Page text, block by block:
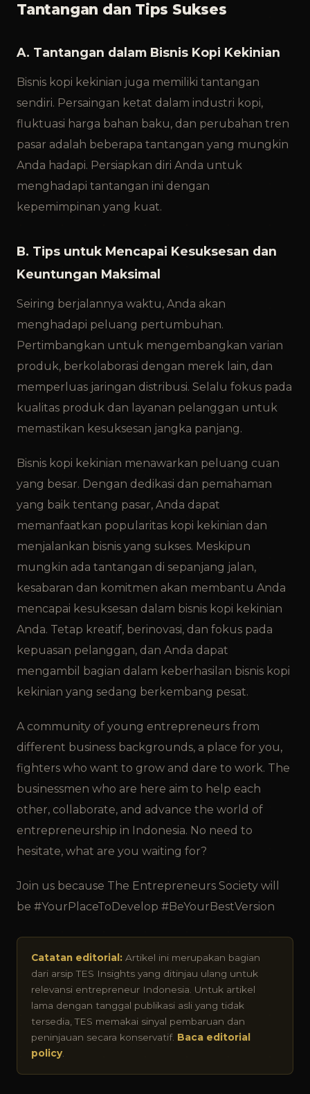
Tantangan dan Tips Sukses
A. Tantangan dalam Bisnis Kopi Kekinian
Bisnis kopi kekinian juga memiliki tantangan
sendiri. Persaingan ketat dalam industri kopi,
fluktuasi harga bahan baku, dan perubahan tren
pasar adalah beberapa tantangan yang mungkin
Anda hadapi. Persiapkan diri Anda untuk
menghadapi tantangan ini dengan
kepemimpinan yang kuat.
B. Tips untuk Mencapai Kesuksesan dan
Keuntungan Maksimal
Seiring berjalannya waktu, Anda akan
menghadapi peluang pertumbuhan.
Pertimbangkan untuk mengembangkan varian
produk, berkolaborasi dengan merek lain, dan
memperluas jaringan distribusi. Selalu fokus pada
kualitas produk dan layanan pelanggan untuk
memastikan kesuksesan jangka panjang.
Bisnis kopi kekinian menawarkan peluang cuan
yang besar. Dengan dedikasi dan pemahaman
yang baik tentang pasar, Anda dapat
memanfaatkan popularitas kopi kekinian dan
menjalankan bisnis yang sukses. Meskipun
mungkin ada tantangan di sepanjang jalan,
kesabaran dan komitmen akan membantu Anda
mencapai kesuksesan dalam bisnis kopi kekinian
Anda. Tetap kreatif, berinovasi, dan fokus pada
kepuasan pelanggan, dan Anda dapat
mengambil bagian dalam keberhasilan bisnis kopi
kekinian yang sedang berkembang pesat.
A community of young entrepreneurs from
different business backgrounds, a place for you,
fighters who want to grow and dare to work. The
businessmen who are here aim to help each
other, collaborate, and advance the world of
entrepreneurship in Indonesia. No need to
hesitate, what are you waiting for?
Join us because The Entrepreneurs Society will
be #YourPlaceToDevelop #BeYourBestVersion
Catatan editorial: Artikel ini merupakan bagian
dari arsip TES Insights yang ditinjau ulang untuk
relevansi entrepreneur Indonesia. Untuk artikel
lama dengan tanggal publikasi asli yang tidak
tersedia, TES memakai sinyal pembaruan dan
peninjauan secara konservatif. Baca editorial
policy.